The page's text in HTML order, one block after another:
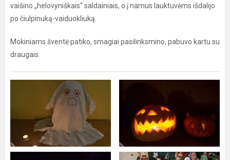
vaišino „helovyniškais“ saldainiais, o į namus lauktuvėms išdalijo
po čiulpinuką-vaiduokliuką.
Mokiniams šventė patiko, smagiai pasilinksmino, pabuvo kartu su
draugais.